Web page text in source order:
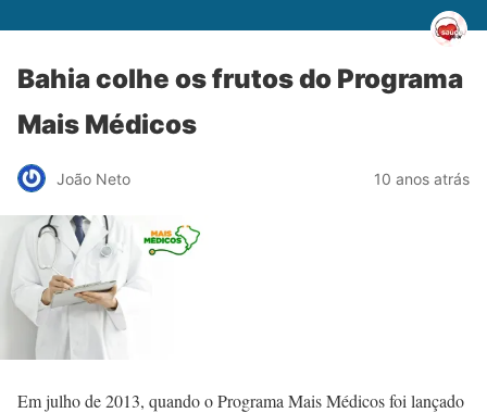
Bahia colhe os frutos do Programa
Mais Médicos
João Neto 10 anos atrás
Em julho de 2013, quando o Programa Mais Médicos foi lançado